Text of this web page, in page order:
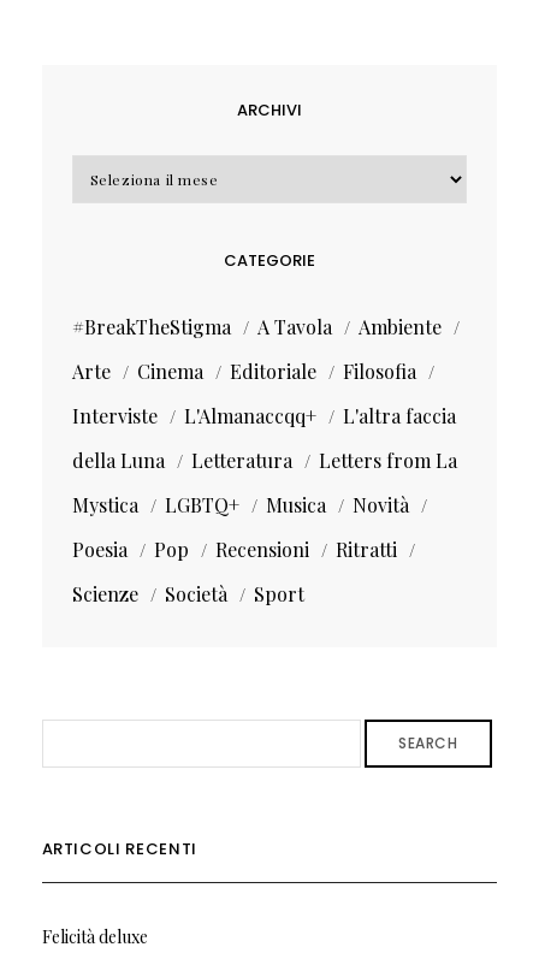
ARCHIVI
CATEGORIE
#BreakTheStigma A Tavola
Ambiente
Arte
Cinema Editoriale
Filosofia
Interviste
L'Almanaccqq+
L'altra faccia
della Luna
Letteratura
Letters from La
Mystica
LGBTQ+ Musica
Novità
Poesia
Pop Recensioni
Ritratti
Scienze
Società Sport
SEARCH
ARTICOLI RECENTI
Felicità deluxe